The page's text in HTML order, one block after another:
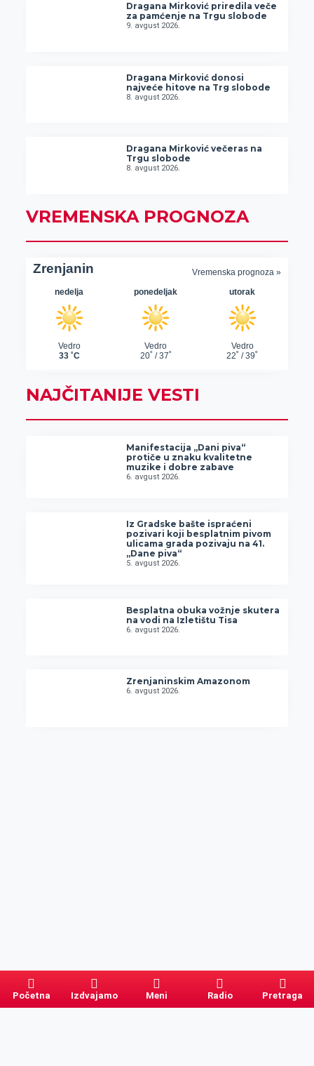
Dragana Mirković priredila veče
za pamćenje na Trgu slobode
9. avgust 2026.
Dragana Mirković donosi
najveće hitove na Trg slobode
8. avgust 2026.
Dragana Mirković večeras na
Trgu slobode
8. avgust 2026.
VREMENSKA PROGNOZA
NAJČITANIJE VESTI
Manifestacija „Dani piva“
protiče u znaku kvalitetne
muzike i dobre zabave
6. avgust 2026.
Iz Gradske bašte ispraćeni
pozivari koji besplatnim pivom
ulicama grada pozivaju na 41.
„Dane piva“
5. avgust 2026.
Besplatna obuka vožnje skutera
na vodi na Izletištu Tisa
6. avgust 2026.
Zrenjaninskim Amazonom
6. avgust 2026.
Početna Izdvajamo Meni Radio Pretraga